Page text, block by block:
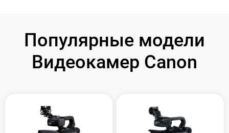
Популярные модели
Видеокамер Canon